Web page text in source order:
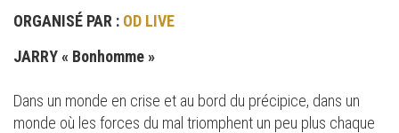
ORGANISÉ PAR : OD LIVE
JARRY « Bonhomme »
Dans un monde en crise et au bord du précipice, dans un
monde où les forces du mal triomphent un peu plus chaque